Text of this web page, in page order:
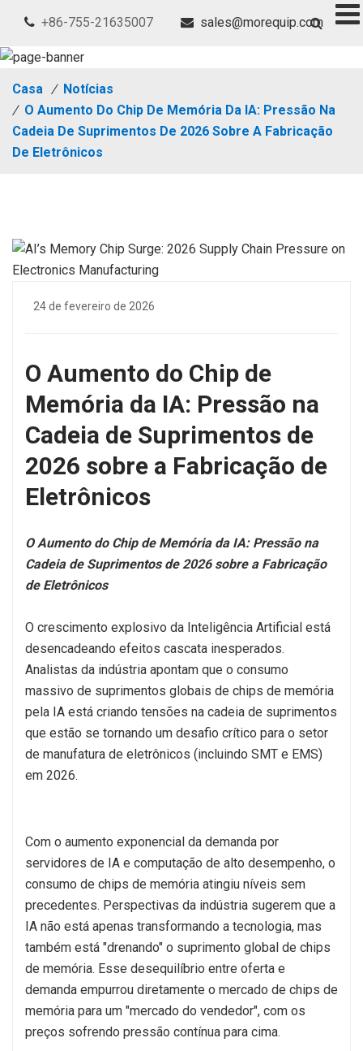
+86-755-21635007 sales@morequip.com
Casa / Notícias
/ O Aumento Do Chip De Memória Da IA: Pressão Na
Cadeia De Suprimentos De 2026 Sobre A Fabricação
De Eletrônicos
24 de fevereiro de 2026
O Aumento do Chip de
Memória da IA: Pressão na
Cadeia de Suprimentos de
2026 sobre a Fabricação de
Eletrônicos
O Aumento do Chip de Memória da IA: Pressão na
Cadeia de Suprimentos de 2026 sobre a Fabricação
de Eletrônicos
O crescimento explosivo da Inteligência Artificial está
desencadeando efeitos cascata inesperados.
Analistas da indústria apontam que o consumo
massivo de suprimentos globais de chips de memória
pela IA está criando tensões na cadeia de suprimentos
que estão se tornando um desafio crítico para o setor
de manufatura de eletrônicos (incluindo SMT e EMS)
em 2026.
Com o aumento exponencial da demanda por
servidores de IA e computação de alto desempenho, o
consumo de chips de memória atingiu níveis sem
precedentes. Perspectivas da indústria sugerem que a
IA não está apenas transformando a tecnologia, mas
também está "drenando" o suprimento global de chips
de memória. Esse desequilíbrio entre oferta e
demanda empurrou diretamente o mercado de chips de
memória para um "mercado do vendedor", com os
preços sofrendo pressão contínua para cima.